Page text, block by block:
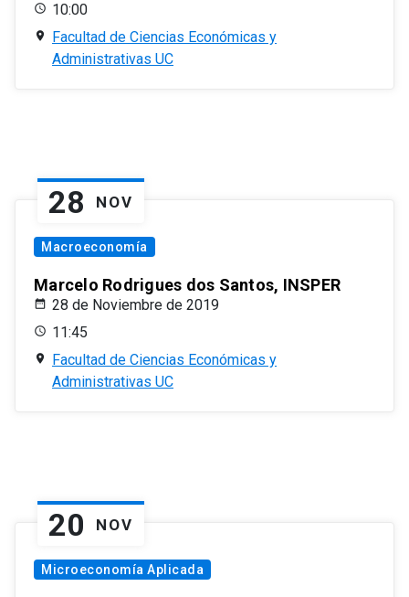
10:00
Facultad de Ciencias Económicas y
Administrativas UC
28 NOV
Macroeconomía
Marcelo Rodrigues dos Santos, INSPER
28 de Noviembre de 2019
11:45
Facultad de Ciencias Económicas y
Administrativas UC
20 NOV
Microeconomía Aplicada